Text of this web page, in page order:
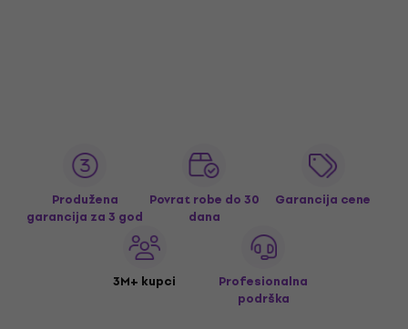
Produžena
garancija za 3 god
Povrat robe do 30
dana
Garancija cene
3M+ kupci
Profesionalna
podrška